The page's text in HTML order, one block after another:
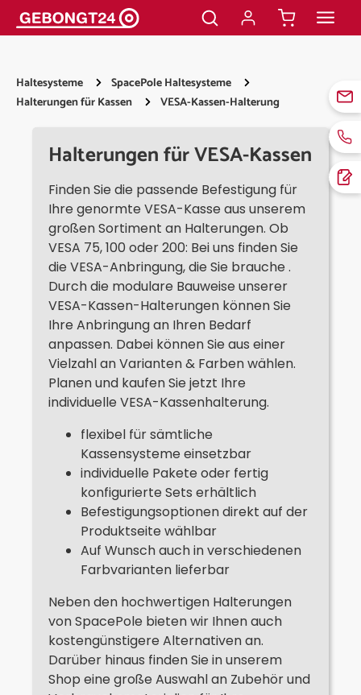
springen
Haltesysteme
SpacePole Haltesysteme
Halterungen für Kassen
VESA-Kassen-Halterung
Halterungen für VESA-Kassen
Finden Sie die passende Befestigung für
Ihre genormte VESA-Kasse aus unserem
großen Sortiment an Halterungen. Ob
VESA 75, 100 oder 200: Bei uns finden Sie
die VESA-Anbringung, die Sie brauche .
Durch die modulare Bauweise unserer
VESA-Kassen-Halterungen können Sie
Ihre Anbringung an Ihren Bedarf
anpassen. Dabei können Sie aus einer
Vielzahl an Varianten & Farben wählen.
Planen und kaufen Sie jetzt Ihre
individuelle VESA-Kassenhalterung.
flexibel für sämtliche
Kassensysteme einsetzbar
individuelle Pakete oder fertig
konfigurierte Sets erhältlich
Befestigungsoptionen direkt auf der
Produktseite wählbar
Auf Wunsch auch in verschiedenen
Farbvarianten lieferbar
Neben den hochwertigen Halterungen
von SpacePole bieten wir Ihnen auch
kostengünstigere Alternativen an.
Darüber hinaus finden Sie in unserem
Shop eine große Auswahl an Zubehör und